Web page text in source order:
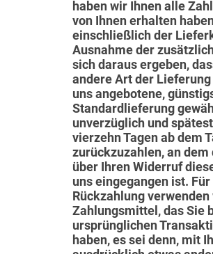
haben wir Ihnen alle
von Ihnen erhalten
einschließlich der
Ausnahme der
sich daraus ergeben,
andere Art der
uns angebotene,
Standardlieferung
unverzüglich und
vierzehn Tagen ab dem
zurückzuzahlen, an
über Ihren Widerruf
uns eingegangen ist.
Rückzahlung
Zahlungsmittel, das Sie
ursprünglichen
haben, es sei denn, mit